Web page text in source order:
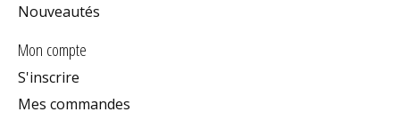
Nouveautés
Mon compte
S'inscrire
Mes commandes